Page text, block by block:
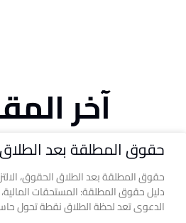
آخر
حقوق المطلقة بعد الطلاق
حقوق المطلقة بعد الطلاق الحقوق،
دليل حقوق المطلقة: المستحقات
الدعوى تعد لحظة الطلاق نقطة تحول